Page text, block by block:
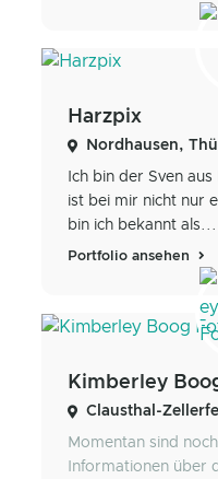
Harzpix
Nordhausen,
Ich bin der Sven
ist bei mir nicht nur
bin ich bekannt als...
Portfolio ansehen
Kimberley
Clausthal-
Momentan sind
Informationen über